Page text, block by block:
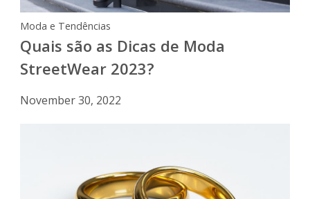
Moda e Tendências
Quais são as Dicas de Moda
StreetWear 2023?
November 30, 2022